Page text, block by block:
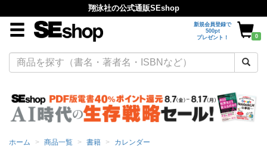
翔泳社の公式通販SEshop
新規会員登録で
500pt
プレゼント！
0
ホーム 商品一覧 書籍 カレンダー